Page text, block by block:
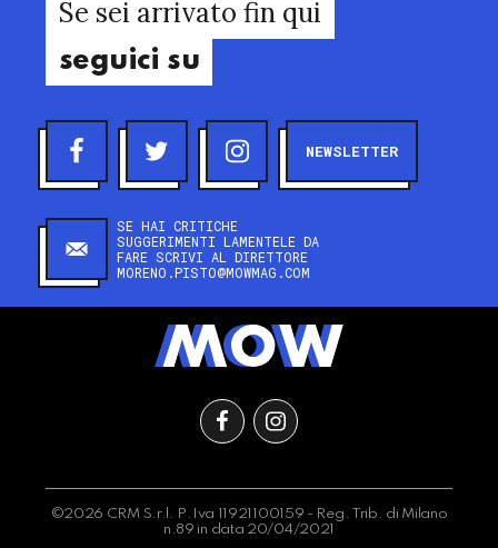
Se sei arrivato fin qui
seguici su
NEWSLETTER
SE HAI CRITICHE
SUGGERIMENTI LAMENTELE DA
FARE SCRIVI AL DIRETTORE
MORENO.PISTO@MOWMAG.COM
©2026 CRM S.r.l. P.Iva 11921100159 - Reg. Trib. di Milano
n.89 in data 20/04/2021